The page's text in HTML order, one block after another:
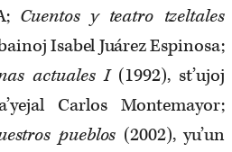
Cuentos y teatro tzeltales
Isabel Juárez Espinosa;
actuales I(1992), st’ujoj
Carlos Montemayor;
pueblos (2002), yu’un